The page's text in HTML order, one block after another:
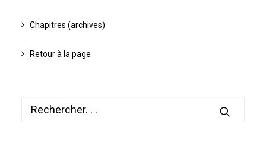
Chapitres (archives)
Retour à la page